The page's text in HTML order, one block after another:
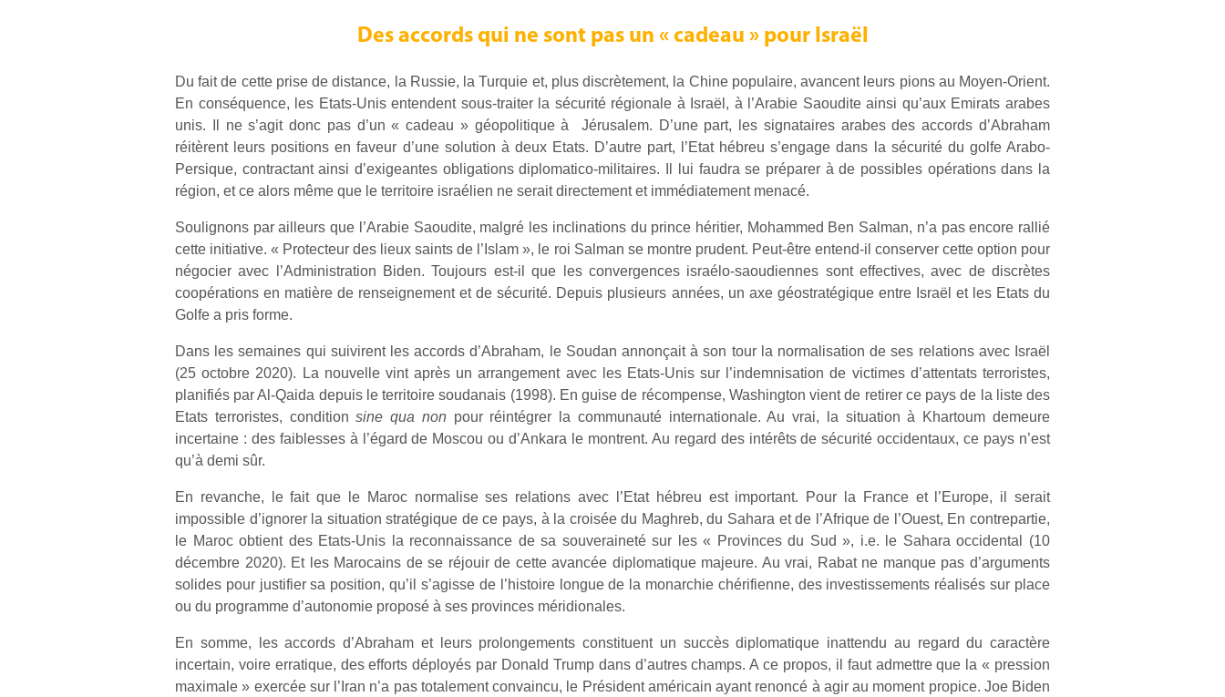
Des accords qui ne sont pas un « cadeau » pour Israël
Du fait de cette prise de distance, la Russie, la Turquie et, plus discrètement, la Chine populaire, avancent leurs pions au Moyen-Orient.
En conséquence, les Etats-Unis entendent sous-traiter la sécurité régionale à Israël, à l’Arabie Saoudite ainsi qu’aux Emirats arabes
unis. Il ne s’agit donc pas d’un « cadeau » géopolitique à Jérusalem. D’une part, les signataires arabes des accords d’Abraham
réitèrent leurs positions en faveur d’une solution à deux Etats. D’autre part, l’Etat hébreu s’engage dans la sécurité du golfe Arabo-
Persique, contractant ainsi d’exigeantes obligations diplomatico-militaires. Il lui faudra se préparer à de possibles opérations dans la
région, et ce alors même que le territoire israélien ne serait directement et immédiatement menacé.
Soulignons par ailleurs que l’Arabie Saoudite, malgré les inclinations du prince héritier, Mohammed Ben Salman, n’a pas encore rallié
cette initiative. « Protecteur des lieux saints de l’Islam », le roi Salman se montre prudent. Peut-être entend-il conserver cette option pour
négocier avec l’Administration Biden. Toujours est-il que les convergences israélo-saoudiennes sont effectives, avec de discrètes
coopérations en matière de renseignement et de sécurité. Depuis plusieurs années, un axe géostratégique entre Israël et les Etats du
Golfe a pris forme.
Dans les semaines qui suivirent les accords d’Abraham, le Soudan annonçait à son tour la normalisation de ses relations avec Israël
(25 octobre 2020). La nouvelle vint après un arrangement avec les Etats-Unis sur l’indemnisation de victimes d’attentats terroristes,
planifiés par Al-Qaida depuis le territoire soudanais (1998). En guise de récompense, Washington vient de retirer ce pays de la liste des
Etats terroristes, conditionsine qua nonpour réintégrer la communauté internationale. Au vrai, la situation à Khartoum demeure
incertaine : des faiblesses à l’égard de Moscou ou d’Ankara le montrent. Au regard des intérêts de sécurité occidentaux, ce pays n’est
qu’à demi sûr.
En revanche, le fait que le Maroc normalise ses relations avec l’Etat hébreu est important. Pour la France et l’Europe, il serait
impossible d’ignorer la situation stratégique de ce pays, à la croisée du Maghreb, du Sahara et de l’Afrique de l’Ouest, En contrepartie,
le Maroc obtient des Etats-Unis la reconnaissance de sa souveraineté sur les « Provinces du Sud », i.e. le Sahara occidental (10
décembre 2020). Et les Marocains de se réjouir de cette avancée diplomatique majeure. Au vrai, Rabat ne manque pas d’arguments
solides pour justifier sa position, qu’il s’agisse de l’histoire longue de la monarchie chérifienne, des investissements réalisés sur place
ou du programme d’autonomie proposé à ses provinces méridionales.
En somme, les accords d’Abraham et leurs prolongements constituent un succès diplomatique inattendu au regard du caractère
incertain, voire erratique, des efforts déployés par Donald Trump dans d’autres champs. A ce propos, il faut admettre que la « pression
maximale » exercée sur l’Iran n’a pas totalement convaincu, le Président américain ayant renoncé à agir au moment propice. Joe Biden